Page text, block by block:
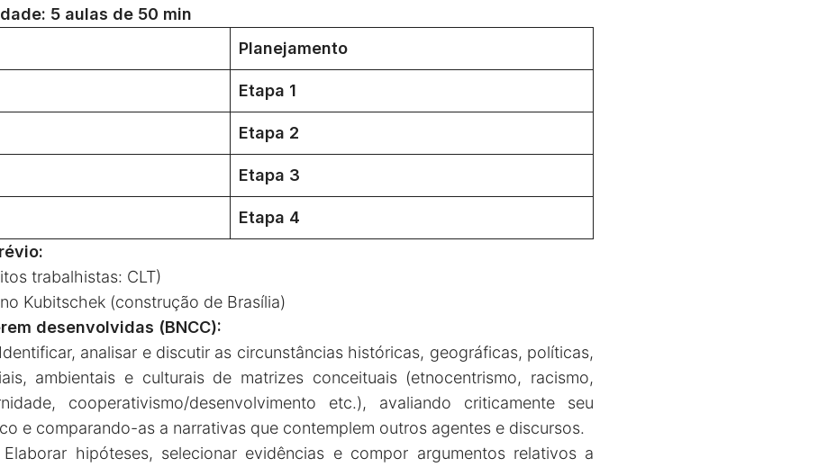
5 aulas de 50 min
Planejamento
Etapa 1
Etapa 2
Etapa 3
Etapa 4
trabalhistas: CLT)
Kubitschek (construção de Brasília)
desenvolvidas (BNCC):
analisar e discutir as circunstâncias históricas, geográficas, políticas,
ambientais e culturais de matrizes conceituais (etnocentrismo, racismo,
cooperativismo/desenvolvimento etc.), avaliando criticamente seu
e comparando-as a narrativas que contemplem outros agentes e discursos.
Elaborar hipóteses, selecionar evidências e compor argumentos relativos a